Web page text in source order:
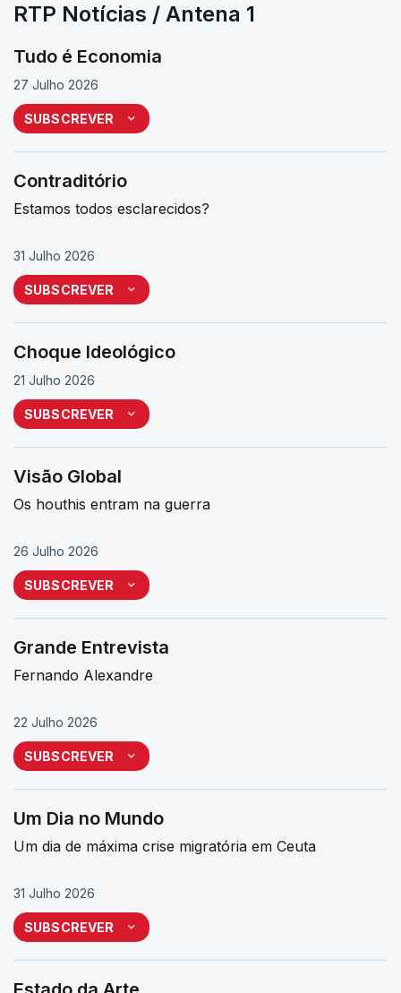
RTP Notícias / Antena 1
Tudo é Economia
27 Julho 2026
SUBSCREVER
Contraditório
Estamos todos esclarecidos?
31 Julho 2026
SUBSCREVER
Choque Ideológico
21 Julho 2026
SUBSCREVER
Visão Global
Os houthis entram na guerra
26 Julho 2026
SUBSCREVER
Grande Entrevista
Fernando Alexandre
22 Julho 2026
SUBSCREVER
Um Dia no Mundo
Um dia de máxima crise migratória em Ceuta
31 Julho 2026
SUBSCREVER